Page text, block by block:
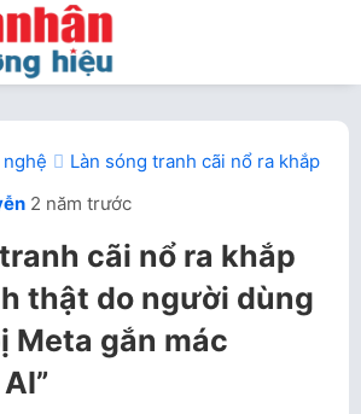
Làn sóng tranh cãi nổ ra khắp nơi
2 năm trước
cãi nổ ra khắp
thật do người dùng
Meta gắn mác